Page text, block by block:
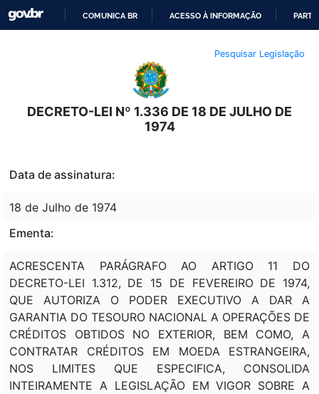
O
CONTEÚDO
COMUNICA BR ACESSO À INFORMAÇÃO
Pesquisar Legislação
DECRETO-LEI Nº 1.336 DE 18 DE JULHO DE
1974
Data de assinatura:
18 de Julho de 1974
Ementa:
ACRESCENTA PARÁGRAFO AO ARTIGO 11 DO
DECRETO-LEI 1.312, DE 15 DE FEVEREIRO DE 1974,
QUE AUTORIZA O PODER EXECUTIVO A DAR A
GARANTIA DO TESOURO NACIONAL A OPERAÇÕES DE
CRÉDITOS OBTIDOS NO EXTERIOR, BEM COMO, A
CONTRATAR CRÉDITOS EM MOEDA ESTRANGEIRA,
NOS LIMITES QUE ESPECIFICA, CONSOLIDA
INTEIRAMENTE A LEGISLAÇÃO EM VIGOR SOBRE A